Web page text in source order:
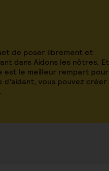
de poser librement et
dans Aidons les nôtres. Et
est le meilleur rempart pour
vous pouvez créer